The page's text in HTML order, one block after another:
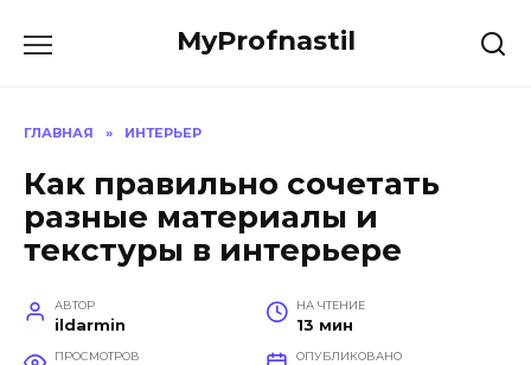
MyProfnastil
ГЛАВНАЯ » ИНТЕРЬЕР
Как правильно сочетать
разные материалы и
текстуры в интерьере
АВТОР
ildarmin
НА ЧТЕНИЕ
13 мин
ПРОСМОТРОВ ОПУБЛИКОВАНО